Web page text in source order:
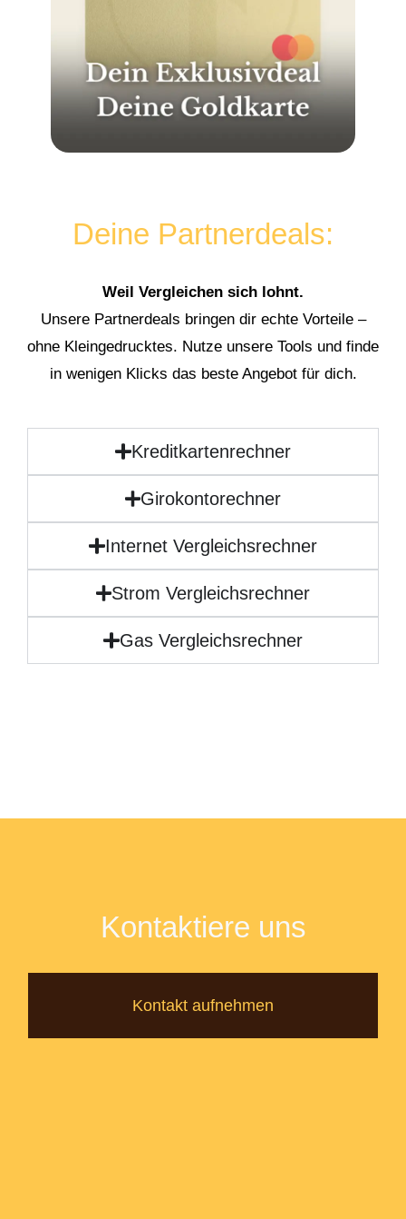
Deine Partnerdeals:
Weil Vergleichen sich lohnt.
Unsere Partnerdeals bringen dir echte Vorteile –
ohne Kleingedrucktes. Nutze unsere Tools und finde
in wenigen Klicks das beste Angebot für dich.
Kreditkartenrechner
Girokontorechner
Internet Vergleichsrechner
Strom Vergleichsrechner
Gas Vergleichsrechner
Kontaktiere uns
Kontakt aufnehmen